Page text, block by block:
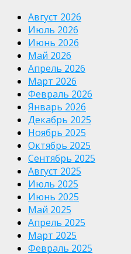
Август 2026
Июль 2026
Июнь 2026
Май 2026
Апрель 2026
Март 2026
Февраль 2026
Январь 2026
Декабрь 2025
Ноябрь 2025
Октябрь 2025
Сентябрь 2025
Август 2025
Июль 2025
Июнь 2025
Май 2025
Апрель 2025
Март 2025
Февраль 2025